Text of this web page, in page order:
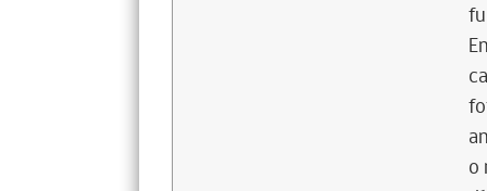
o